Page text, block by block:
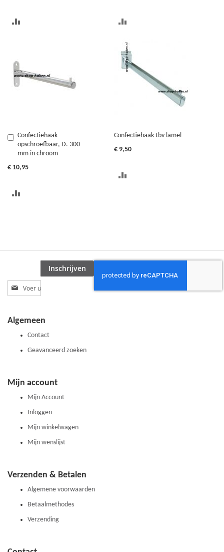
VERGELIJKEN
TE
VERGELIJKEN
Confectiehaak
opschroefbaar, D. 300
mm in chroom
€ 10,95
In
Winkelwagen
Confectiehaak tbv lamel
€ 9,50
Abonneer
u
nieuwsbrief
Inschrijven
Algemeen
Contact
Geavanceerd zoeken
Mijn account
Mijn Account
Inloggen
Mijn winkelwagen
Mijn wenslijst
Verzenden & Betalen
Algemene voorwaarden
Betaalmethodes
Verzending